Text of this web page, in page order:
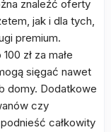
znaleźć oferty
jak i dla tych,
premium.
zł za małe
sięgać nawet
domy. Dodatkowe
czy
całkowity